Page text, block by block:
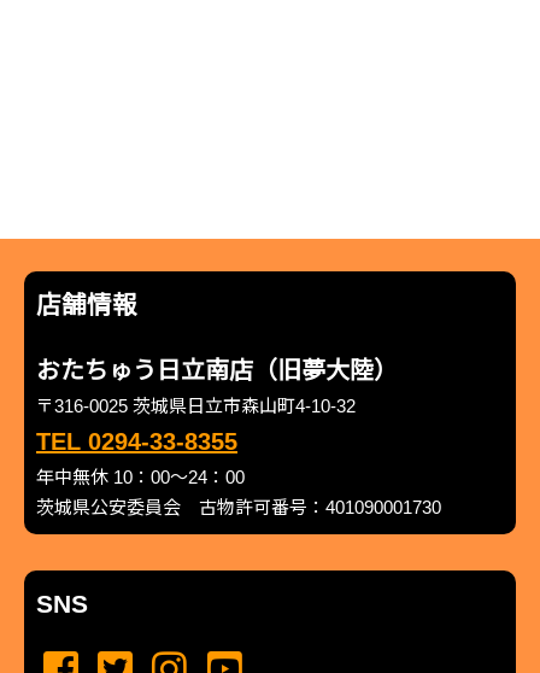
店舗情報
おたちゅう日立南店（旧夢大陸）
〒316-0025 茨城県日立市森山町4-10-32
TEL 0294-33-8355
年中無休 10：00～24：00
茨城県公安委員会 古物許可番号：401090001730
SNS